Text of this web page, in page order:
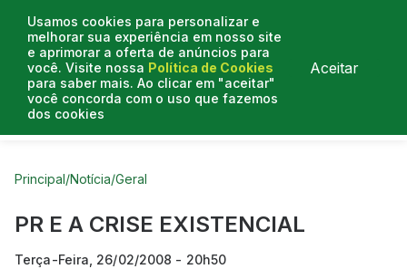
Usamos cookies para personalizar e
melhorar sua experiência em nosso site
e aprimorar a oferta de anúncios para
você. Visite nossa Política de Cookies
para saber mais. Ao clicar em "aceitar"
você concorda com o uso que fazemos
dos cookies
Aceitar
Curtas do Poder
Principal/Notícia/Geral
PR E A CRISE EXISTENCIAL
Terça-Feira, 26/02/2008 - 20h50